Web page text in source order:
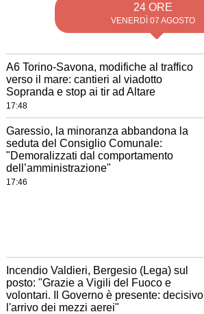
24 ORE
VENERDÌ 07 AGOSTO
A6 Torino-Savona, modifiche al traffico
verso il mare: cantieri al viadotto
Sopranda e stop ai tir ad Altare
17:48
Garessio, la minoranza abbandona la
seduta del Consiglio Comunale:
"Demoralizzati dal comportamento
dell’amministrazione"
17:46
Incendio Valdieri, Bergesio (Lega) sul
posto: "Grazie a Vigili del Fuoco e
volontari. Il Governo è presente: decisivo
l'arrivo dei mezzi aerei"